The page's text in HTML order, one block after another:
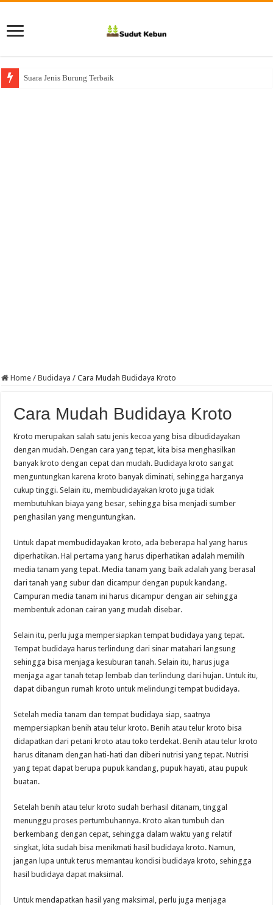
Suara Jenis Burung Terbaik
Home / Budidaya / Cara Mudah Budidaya Kroto
Cara Mudah Budidaya Kroto
Kroto merupakan salah satu jenis kecoa yang bisa dibudidayakan
dengan mudah. Dengan cara yang tepat, kita bisa menghasilkan
banyak kroto dengan cepat dan mudah. Budidaya kroto sangat
menguntungkan karena kroto banyak diminati, sehingga harganya
cukup tinggi. Selain itu, membudidayakan kroto juga tidak
membutuhkan biaya yang besar, sehingga bisa menjadi sumber
penghasilan yang menguntungkan.
Untuk dapat membudidayakan kroto, ada beberapa hal yang harus
diperhatikan. Hal pertama yang harus diperhatikan adalah memilih
media tanam yang tepat. Media tanam yang baik adalah yang berasal
dari tanah yang subur dan dicampur dengan pupuk kandang.
Campuran media tanam ini harus dicampur dengan air sehingga
membentuk adonan cairan yang mudah disebar.
Selain itu, perlu juga mempersiapkan tempat budidaya yang tepat.
Tempat budidaya harus terlindung dari sinar matahari langsung
sehingga bisa menjaga kesuburan tanah. Selain itu, harus juga
menjaga agar tanah tetap lembab dan terlindung dari hujan. Untuk itu,
dapat dibangun rumah kroto untuk melindungi tempat budidaya.
Setelah media tanam dan tempat budidaya siap, saatnya
mempersiapkan benih atau telur kroto. Benih atau telur kroto bisa
didapatkan dari petani kroto atau toko terdekat. Benih atau telur kroto
harus ditanam dengan hati-hati dan diberi nutrisi yang tepat. Nutrisi
yang tepat dapat berupa pupuk kandang, pupuk hayati, atau pupuk
buatan.
Setelah benih atau telur kroto sudah berhasil ditanam, tinggal
menunggu proses pertumbuhannya. Kroto akan tumbuh dan
berkembang dengan cepat, sehingga dalam waktu yang relatif
singkat, kita sudah bisa menikmati hasil budidaya kroto. Namun,
jangan lupa untuk terus memantau kondisi budidaya kroto, sehingga
hasil budidaya dapat maksimal.
Untuk mendapatkan hasil yang maksimal, perlu juga menjaga